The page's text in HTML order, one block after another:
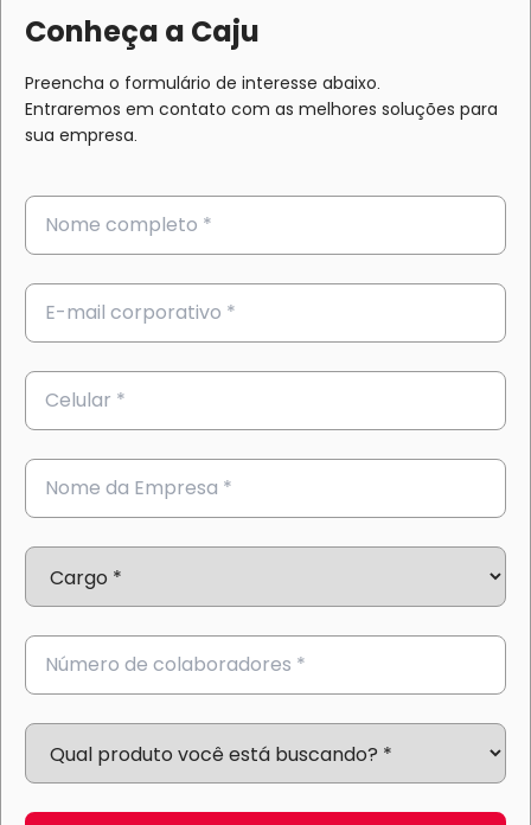
Conheça a Caju
Preencha o formulário de interesse abaixo.
Entraremos em contato com as melhores soluções para
sua empresa.